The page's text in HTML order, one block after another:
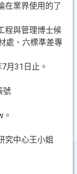
在業界使用的了
程與管理博士候
處、六標準差專
月31日止。
號
究中心王小姐